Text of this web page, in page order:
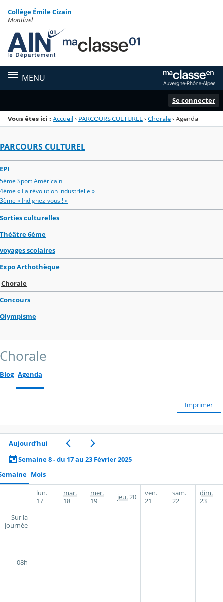
Menu de la rubrique
Contenu
Collège Émile Cizain
Montluel
MENU
Se connecter
Vous êtes ici : Accueil› PARCOURS CULTUREL ›Chorale›Agenda
PARCOURS CULTUREL
EPI
5ème Sport Américain
4ème « La révolution industrielle »
3ème « Indignez-vous ! »
Sorties culturelles
Théâtre 6ème
voyages scolaires
Expo Arthothèque
Chorale
Concours
Olympisme
Chorale
Blog Agenda
Imprimer
Aujourd’hui
Semaine 8 - du 17 au 23 Février 2025
Mois
lun.
17
mar.
18
mer.
19
jeu.20
ven.
21
sam.
22
dim.
23
Sur la
journée
08h